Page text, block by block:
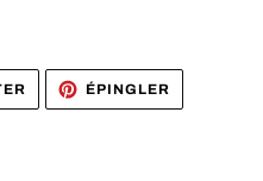
TWEETER
SUR
TWITTER
ÉPINGLER
PINTEREST